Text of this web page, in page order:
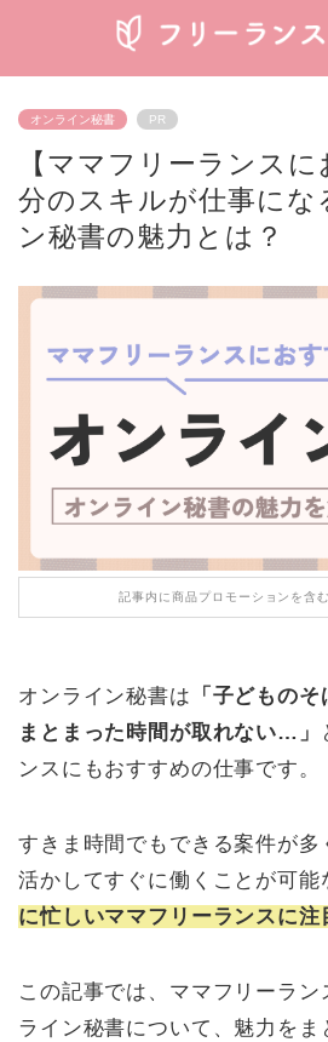
オンライン秘書 PR
【ママフリーランス
分のスキルが仕事にな
ン秘書の魅力とは？
記事内に商品プロモーションを含
オンライン秘書は 「子どもの
まとまった時間が取れない…」
ンスにもおすすめの仕事です。
すきま時間でもできる案件が多
活かしてすぐに働くことが可能
に忙しいママフリーランスに注
この記事では、ママフリーラン
ライン秘書について、魅力をま